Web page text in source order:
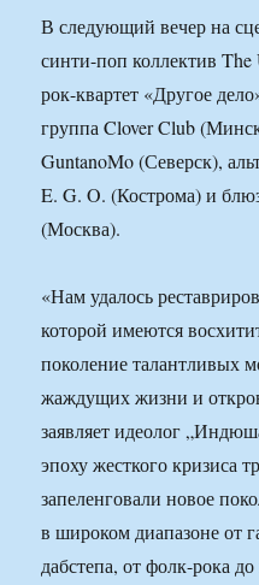
В следующий вечер на
синти-поп коллектив
рок-квартет «Другое
группа Clover Club
GuntanoMo (Северск),
E. G. O. (Кострома) и
(Москва).
«Нам удалось
которой имеются
поколение талантливых
жаждущих жизни и
заявляет идеолог
эпоху жесткого
запеленговали новое
в широком диапазоне от
дабстепа, от фолк-рока